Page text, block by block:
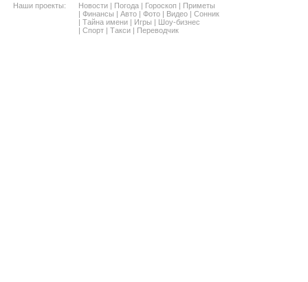
Наши проекты:
Новости | Погода | Гороскоп | Приметы
| Финансы | Авто | Фото | Видео | Сонник
| Тайна имени | Игры | Шоу-бизнес
| Спорт | Такси | Переводчик